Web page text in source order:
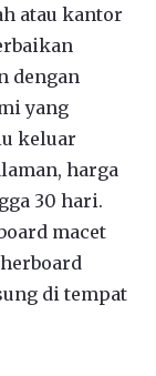
atau kantor
dengan
yang
keluar
harga
30 hari.
macet
di tempat